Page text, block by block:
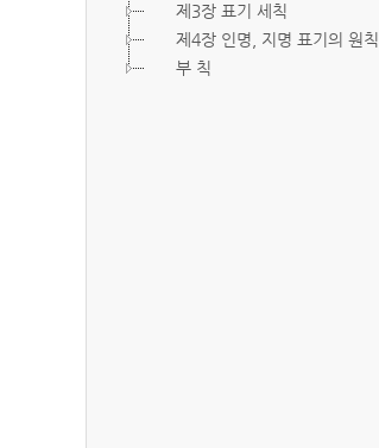
제3장 표기 세칙
제4장 인명, 지명 표기의 원칙
부 칙